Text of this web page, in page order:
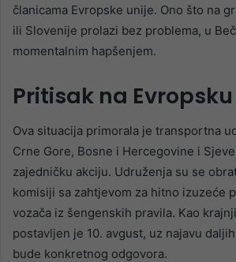
članicama Evropske unije. Ono što na
ili Slovenije prolazi bez problema, u
momentalnim hapšenjem.
Pritisak na
Ova situacija primorala je transportna
Crne Gore, Bosne i Hercegovine i
zajedničku akciju. Udruženja su se
komisiji sa zahtjevom za hitno izuzeće
vozača iz šengenskih pravila. Kao
postavljen je 10. avgust, uz najavu
bude konkretnog odgovora.